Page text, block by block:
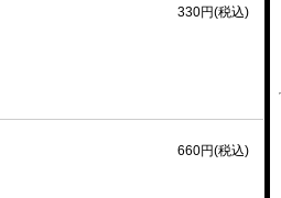
330円(税込)
660円(税込)